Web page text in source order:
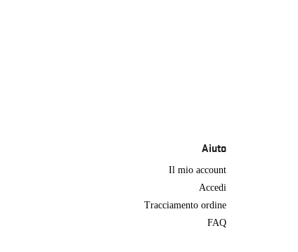
Aiuto
Il mio account
Accedi
Tracciamento ordine
FAQ